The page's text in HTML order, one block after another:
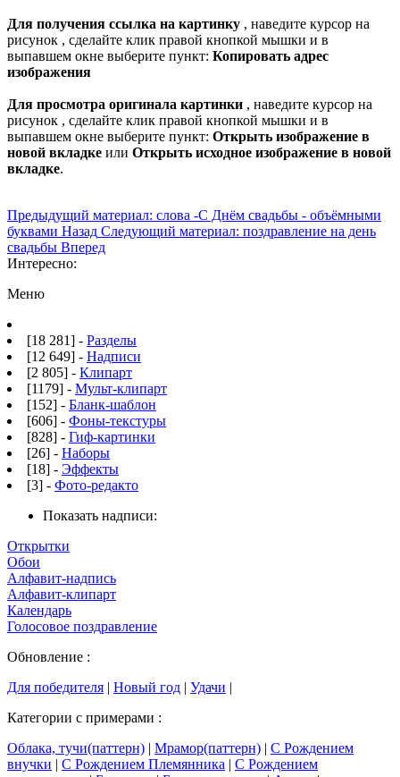
Для получения ссылка на картинку , наведите курсор на
рисунок , сделайте клик правой кнопкой мышки и в
выпавшем окне выберите пункт: Копировать адрес
изображения
Для просмотра оригинала картинки , наведите курсор на
рисунок , сделайте клик правой кнопкой мышки и в
выпавшем окне выберите пункт: Открыть изображение в
новой вкладке или Открыть исходное изображение в новой
вкладке.
Предыдущий материал: слова -С Днём свадьбы - объёмными
буквами Назад Следующий материал: поздравление на день
свадьбы Вперед
Интересно:
Меню
[18 281] - Разделы
[12 649] - Надписи
[2 805] - Клипарт
[1179] - Мульт-клипарт
[152] - Бланк-шаблон
[606] - Фоны-текстуры
[828] - Гиф-картинки
[26] - Наборы
[18] - Эффекты
[3] - Фото-редакто
Показать надписи:
Открытки
Обои
Алфавит-надпись
Алфавит-клипарт
Календарь
Голосовое поздравление
Обновление :
Для победителя | Новый год | Удачи |
Категории с примерами :
Облака, тучи(паттерн) | Мрамор(паттерн) | С Рождением
внучки | С Рождением Племянника | С Рождением